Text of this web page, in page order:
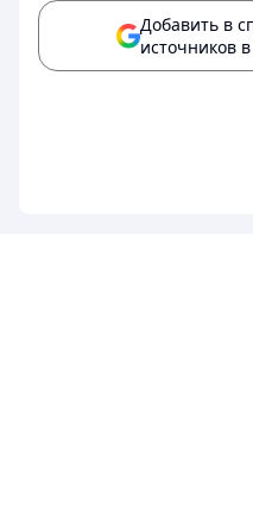
Добавить в
источников